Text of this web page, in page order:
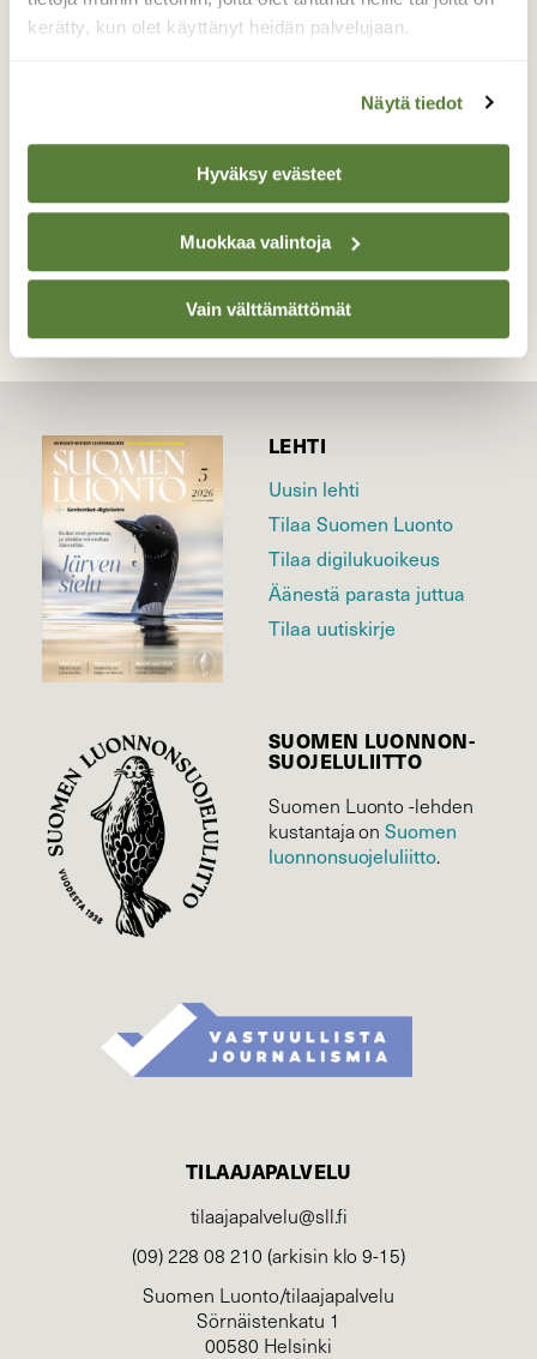
kerätty, kun olet käyttänyt heidän palvelujaan.
Näytä tiedot
Hyväksy evästeet
Muokkaa valintoja
Vain välttämättömät
jääneitä jälkiä luonnossa, mutta tämä löytö
mökkirannasta ei ilahduttanut: minkin jäljet
Valokuvaaja: Jaana Talvinen, Heinola 30.1.2016
TAKAISIN LISTAAN
LEHTI
Uusin lehti
Tilaa Suomen Luonto
Tilaa digilukuoikeus
Äänestä parasta juttua
Tilaa uutiskirje
SUOMEN LUONNON­
SUOJELU­LIITTO
Suomen Luonto -lehden
kustantaja onSuomen
luonnonsuojelu­liitto.
TILAAJAPALVELU
tilaajapalvelu@sll.fi
(09) 228 08 210 (arkisin klo 9-15)
Suomen Luonto/tilaajapalvelu
Sörnäistenkatu 1
00580 Helsinki